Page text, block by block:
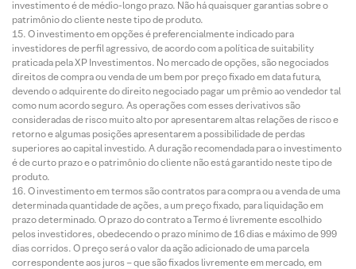
investimento é de médio-longo prazo. Não há quaisquer garantias sobre o
patrimônio do cliente neste tipo de produto.
O investimento em opções é preferencialmente indicado para
investidores de perfil agressivo, de acordo com a política de suitability
praticada pela XP Investimentos. No mercado de opções, são negociados
direitos de compra ou venda de um bem por preço fixado em data futura,
devendo o adquirente do direito negociado pagar um prêmio ao vendedor tal
como num acordo seguro. As operações com esses derivativos são
consideradas de risco muito alto por apresentarem altas relações de risco e
retorno e algumas posições apresentarem a possibilidade de perdas
superiores ao capital investido. A duração recomendada para o investimento
é de curto prazo e o patrimônio do cliente não está garantido neste tipo de
produto.
O investimento em termos são contratos para compra ou a venda de uma
determinada quantidade de ações, a um preço fixado, para liquidação em
prazo determinado. O prazo do contrato a Termo é livremente escolhido
pelos investidores, obedecendo o prazo mínimo de 16 dias e máximo de 999
dias corridos. O preço será o valor da ação adicionado de uma parcela
correspondente aos juros – que são fixados livremente em mercado, em